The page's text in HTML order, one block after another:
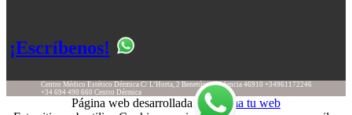
¡Escríbenos!
Centro Médico Estético Dérmica C/ L’Horta, 2 Benetússer Valencia 46910 +34961172246
+34 694 490 660 Centro Dérmica
Página web desarrollada por Suma tu web